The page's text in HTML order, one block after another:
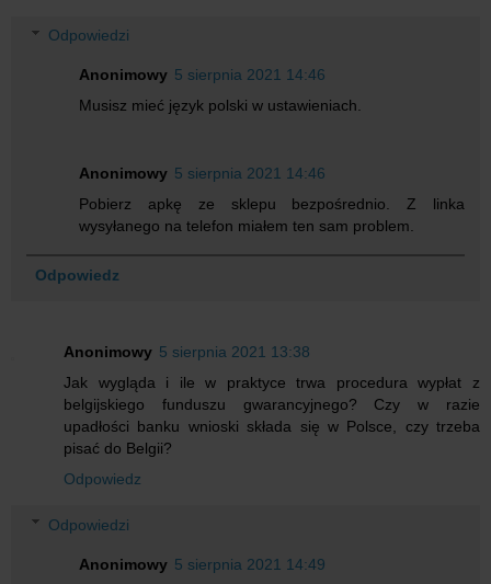
Odpowiedzi
Anonimowy 5 sierpnia 2021 14:46
Musisz mieć język polski w ustawieniach.
Anonimowy 5 sierpnia 2021 14:46
Pobierz apkę ze sklepu bezpośrednio. Z linka
wysyłanego na telefon miałem ten sam problem.
Odpowiedz
Anonimowy 5 sierpnia 2021 13:38
Jak wygląda i ile w praktyce trwa procedura wypłat z
belgijskiego funduszu gwarancyjnego? Czy w razie
upadłości banku wnioski składa się w Polsce, czy trzeba
pisać do Belgii?
Odpowiedz
Odpowiedzi
Anonimowy 5 sierpnia 2021 14:49